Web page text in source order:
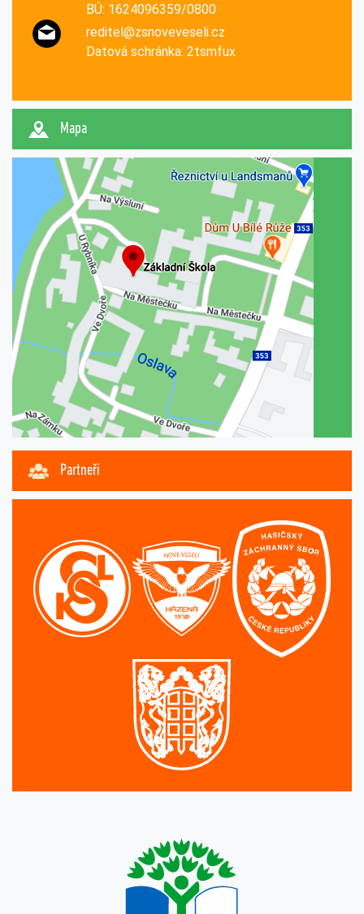
BÚ: 1624096359/0800
reditel@zsnoveveseli.cz
Datová schránka: 2tsmfux
Mapa
Partneři